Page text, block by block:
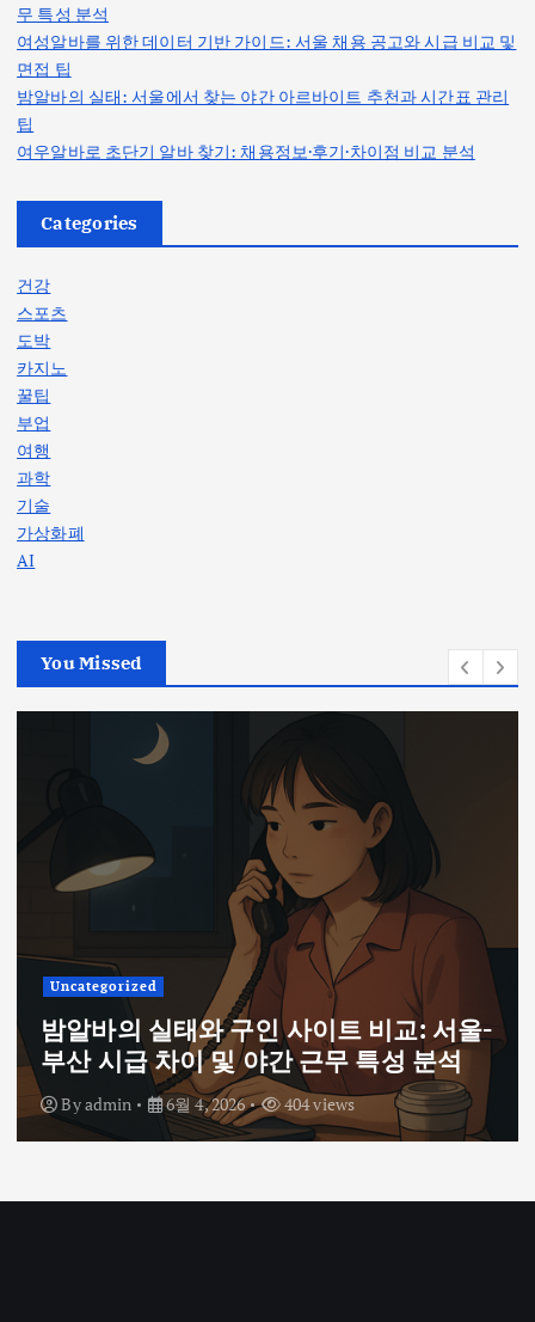
무 특성 분석
여성알바를 위한 데이터 기반 가이드: 서울 채용 공고와 시급 비교 및
면접 팁
밤알바의 실태: 서울에서 찾는 야간 아르바이트 추천과 시간표 관리
팁
여우알바로 초단기 알바 찾기: 채용정보·후기·차이점 비교 분석
Categories
건강
스포츠
도박
카지노
꿀팁
부업
여행
과학
기술
가상화폐
AI
You Missed
Uncategorized
밤알바의 실태와 구인 사이트 비교: 서울-
부산 시급 차이 및 야간 근무 특성 분석
Byadmin 6월 4, 2026 404 views